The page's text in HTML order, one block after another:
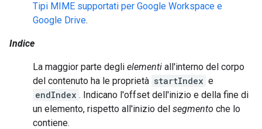
Tipi MIME supportati per Google Workspace e
Google Drive.
Indice
La maggior parte degli elementi all'interno del corpo
del contenuto ha le proprietà startIndex e
endIndex . Indicano l'offset dell'inizio e della fine di
un elemento, rispetto all'inizio del segmento che lo
contiene.